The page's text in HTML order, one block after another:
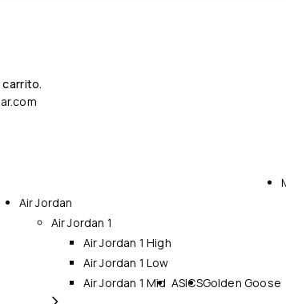
Air Jordan
Air Jordan 1
Air Jordan 1 High
Air Jordan 1 Low
Air Jordan 1 Mid ASICSGolden Goose